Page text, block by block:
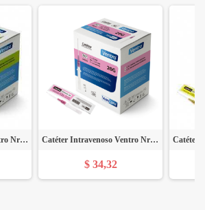
Catéter Intravenoso Ventro Nro 18 (E) - Caja x 50 Unidades - VEINCARE Catéter Intravenoso Ventro Nro. 20 (E) - Caja x 50 Unidades - VEINCARE
$ 34,32